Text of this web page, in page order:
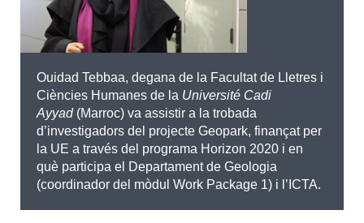
Ouidad Tebbaa, degana de la Facultat de Lletres i
Ciències Humanes de la Université Cadi
Ayyad(Marroc) va assistir a la trobada
d’investigadors del projecte Geopark, finançat per
la UE a través del programa Horizon 2020 i en
què participa el Departament de Geologia
(coordinador del mòdul Work Package 1) i l’ICTA.